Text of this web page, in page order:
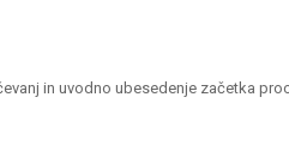
in uvodno ubesedenje začetka